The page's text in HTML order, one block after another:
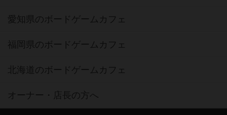
愛知県のボードゲームカフェ
福岡県のボードゲームカフェ
北海道のボードゲームカフェ
オーナー・店長の方へ